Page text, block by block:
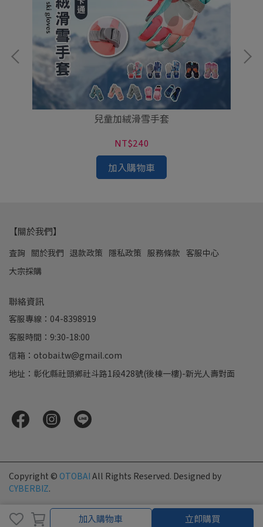
加入購物車
加入購物車 立即購買
兒童加絨滑雪手套
NT$240
加入購物車
【關於我們】
查詢 關於我們 退款政策 隱私政策 服務條款 客服中心
大宗採購
聯絡資訊
客服專線：04-8398919
客服時間：9:30-18:00
信箱：otobai.tw@gmail.com
地址：彰化縣社頭鄉社斗路1段428號(後棟一樓)-新光人壽對面
Copyright © OTOBAI All Rights Reserved. Designed by
CYBERBIZ.